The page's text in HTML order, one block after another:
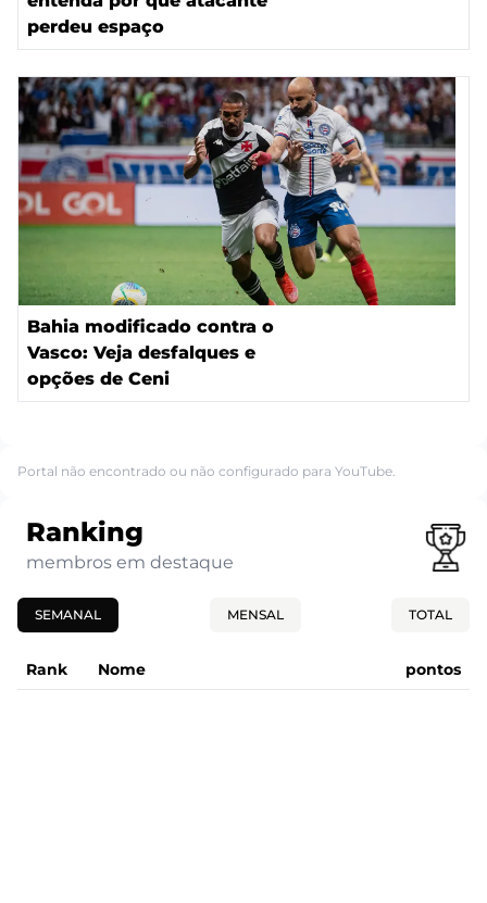
perdeu espaço
Bahia modificado contra o
Vasco: Veja desfalques e
opções de Ceni
Portal não encontrado ou não configurado para YouTube.
Ranking
membros em destaque
SEMANAL MENSAL TOTAL
Rank Nome pontos